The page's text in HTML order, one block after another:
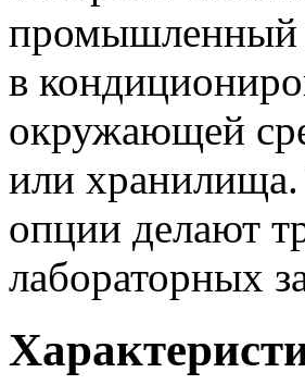
промышленный
в
окружающей
или хранилища.
опции делают
лабораторных